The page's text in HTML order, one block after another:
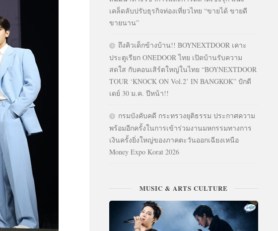
เคล็ดลับปรับธุรกิจท่องเที่ยวไทย “ขายได้ ขายดี
ขายนาน”
ถึงคิวเด็กข้างบ้าน!! BOYNEXTDOOR เคาะ
ประตูเรียก ONEDOOR ไทย เปิดบ้านรับความ
สดใส กับคอนเสิร์ตใหญ่ในไทย “BOYNEXTDOOR
TOUR ‘KNOCK ON Vol.2’ IN BANGKOK” ปักดี
เดย์ 30 ม.ค. ปีหน้า!!
กรมบังคับคดี กระทรวงยุติธรรม ประกาศความ
พร้อมอีกครั้งในการเข้าร่วมงานมหกรรมทางการ
เงินครั้งยิ่งใหญ่ของภาคตะวันออกเฉียงเหนือ
Money Expo Korat 2026
MUSIC & ARTS CULTURE